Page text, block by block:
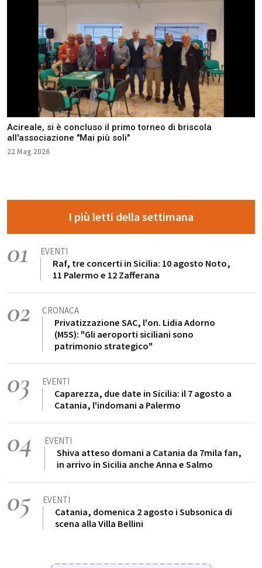
Acireale, si è concluso il primo torneo di briscola
all'associazione "Mai più soli"
22 Mag 2026
I più letti della settimana
01 EVENTI
Raf, tre concerti in Sicilia: 10 agosto Noto,
11 Palermo e 12 Zafferana
02 CRONACA
Privatizzazione SAC, l'on. Lidia Adorno
(M5S): "Gli aeroporti siciliani sono
patrimonio strategico"
03 EVENTI
Caparezza, due date in Sicilia: il 7 agosto a
Catania, l'indomani a Palermo
04 EVENTI
Shiva atteso domani a Catania da 7mila fan,
in arrivo in Sicilia anche Anna e Salmo
05 EVENTI
Catania, domenica 2 agosto i Subsonica di
scena alla Villa Bellini